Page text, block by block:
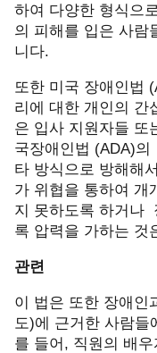
하여 다양한 형식으
의 피해를 입은 사람
니다.
또한 미국 장애인법
리에 대한 개인의 간
은 입사 지원자들 또
국장애인법 (ADA)의
타 방식으로 방해해
가 위협을 통하여 개
지 못하도록 하거나
록 압력을 가하는 것
관련
이 법은 또한 장애인
도)에 근거한 사람들
를 들어 , 직원의 배